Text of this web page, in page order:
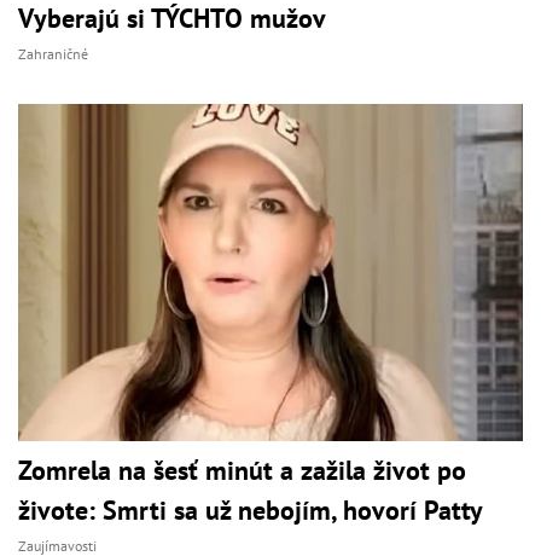
Vyberajú si TÝCHTO mužov
Zahraničné
Zomrela na šesť minút a zažila život po
živote: Smrti sa už nebojím, hovorí Patty
Zaujímavosti